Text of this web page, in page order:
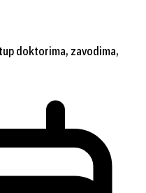
doktorima, zavodima,